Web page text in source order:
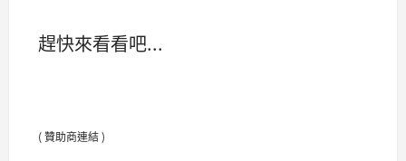
趕快來看看吧...
( 贊助商連結 )